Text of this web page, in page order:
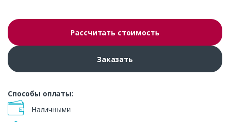
Рассчитать стоимость
Заказать
Способы оплаты:
Наличными